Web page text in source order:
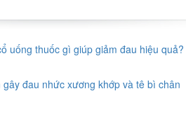
uống thuốc gì giúp giảm đau hiệu quả?
đau nhức xương khớp và tê bì chân